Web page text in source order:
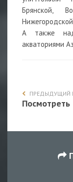
Брянской,
А также над
акваториями
ПРЕДЫДУЩИЙ
Посмотреть